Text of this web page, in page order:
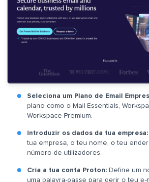
Seleciona um Plano de Email
plano como o Mail Essentials,
Workspace Premium.
Introduzir os dados da tua empresa:
tua empresa, o teu nome, o teu
número de utilizadores.
Cria a tua conta Proton: Define um
uma palavra-passe para gerir o teu e-